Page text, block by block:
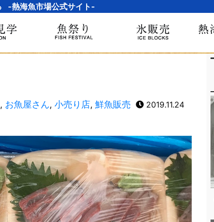
-熱海魚市場公式サイト-
, お魚屋さん,小売り店,鮮魚販売 2019.11.24